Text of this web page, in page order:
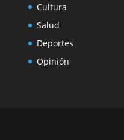
Cultura
Salud
Deportes
Opinión